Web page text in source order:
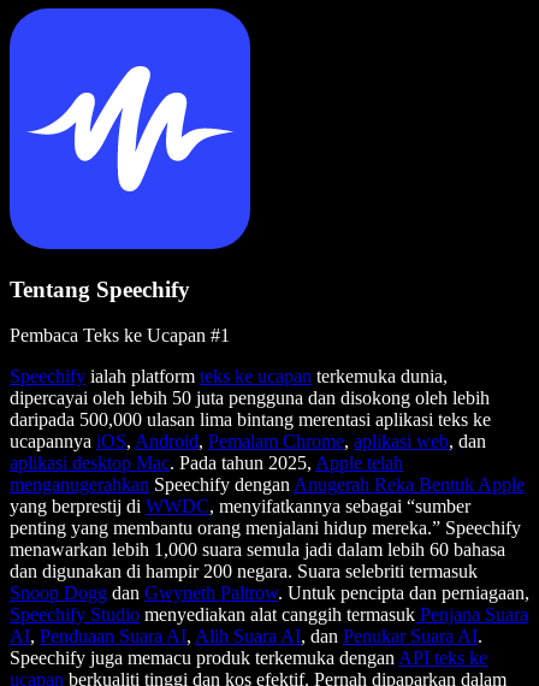
Tentang Speechify
Pembaca Teks ke Ucapan #1
Speechify ialah platform teks ke ucapan terkemuka dunia,
dipercayai oleh lebih 50 juta pengguna dan disokong oleh lebih
daripada 500,000 ulasan lima bintang merentasi aplikasi teks ke
ucapannya iOS, Android, Pemalam Chrome, aplikasi web, dan
aplikasi desktop Mac. Pada tahun 2025, Apple telah
menganugerahkan Speechify dengan Anugerah Reka Bentuk Apple
yang berprestij di WWDC, menyifatkannya sebagai “sumber
penting yang membantu orang menjalani hidup mereka.” Speechify
menawarkan lebih 1,000 suara semula jadi dalam lebih 60 bahasa
dan digunakan di hampir 200 negara. Suara selebriti termasuk
Snoop Dogg dan Gwyneth Paltrow. Untuk pencipta dan perniagaan,
Speechify Studio menyediakan alat canggih termasuk Penjana Suara
AI, Penduaan Suara AI, Alih Suara AI, dan Penukar Suara AI.
Speechify juga memacu produk terkemuka dengan API teks ke
ucapan berkualiti tinggi dan kos efektif. Pernah dipaparkan dalam